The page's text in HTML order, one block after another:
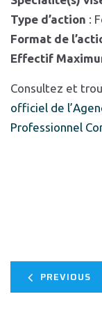
Type d’action :
Format de
Effectif
Consultez et
officiel de
Professionnel
PREVIOUS